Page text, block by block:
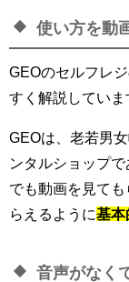
使い方を動
GEOのセルフレ
すく解説していま
GEOは、老若男
ンタルショップ
でも動画を見て
らえるように基本
音声がなく